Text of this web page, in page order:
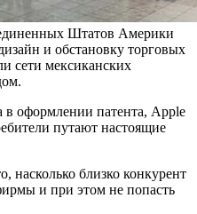
Штатов Америки
и обстановку торговых
сети мексиканских
в оформлении патента, Apple
путают настоящие
насколько близко конкурент
и при этом не попасть